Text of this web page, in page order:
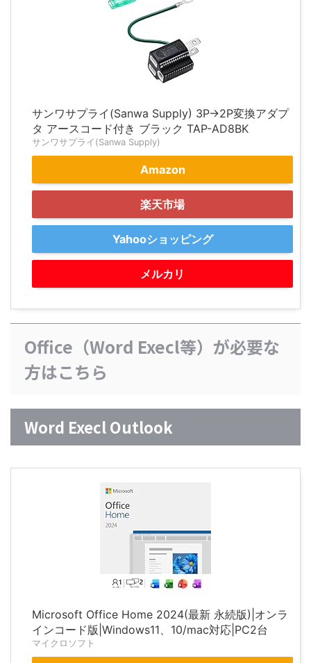
サンワサプライ(Sanwa Supply) 3P→2P変換アダプ
タ アースコード付き ブラック TAP-AD8BK
サンワサプライ(Sanwa Supply)
Amazon
楽天市場
Yahooショッピング
メルカリ
Office（Word Execl等）が必要な
方はこちら
Word Execl Outlook
Microsoft Office Home 2024(最新 永続版)|オンラ
インコード版|Windows11、10/mac対応|PC2台
マイクロソフト